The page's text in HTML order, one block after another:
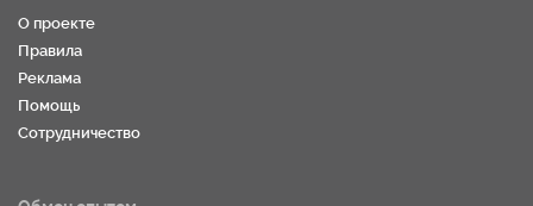
О проекте
Правила
Реклама
Помощь
Сотрудничество